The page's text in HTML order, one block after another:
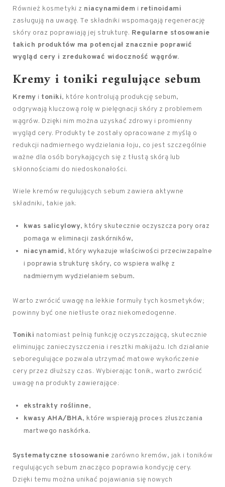
Również kosmetyki z niacynamidem i retinoidami
zasługują na uwagę. Te składniki wspomagają regenerację
skóry oraz poprawiają jej strukturę. Regularne stosowanie
takich produktów ma potencjał znacznie poprawić
wygląd cery i zredukować widoczność wągrów.
Kremy i toniki regulujące sebum
Kremy i toniki, które kontrolują produkcję sebum,
odgrywają kluczową rolę w pielęgnacji skóry z problemem
wągrów. Dzięki nim można uzyskać zdrowy i promienny
wygląd cery. Produkty te zostały opracowane z myślą o
redukcji nadmiernego wydzielania łoju, co jest szczególnie
ważne dla osób borykających się z tłustą skórą lub
skłonnościami do niedoskonałości.
Wiele kremów regulujących sebum zawiera aktywne
składniki, takie jak:
kwas salicylowy, który skutecznie oczyszcza pory oraz
pomaga w eliminacji zaskórników,
niacynamid, który wykazuje właściwości przeciwzapalne
i poprawia strukturę skóry, co wspiera walkę z
nadmiernym wydzielaniem sebum.
Warto zwrócić uwagę na lekkie formuły tych kosmetyków;
powinny być one nietłuste oraz niekomedogenne.
Toniki natomiast pełnią funkcję oczyszczającą, skutecznie
eliminując zanieczyszczenia i resztki makijażu. Ich działanie
seboregulujące pozwala utrzymać matowe wykończenie
cery przez dłuższy czas. Wybierając tonik, warto zwrócić
uwagę na produkty zawierające:
ekstrakty roślinne,
kwasy AHA/BHA, które wspierają proces złuszczania
martwego naskórka.
Systematyczne stosowanie zarówno kremów, jak i toników
regulujących sebum znacząco poprawia kondycję cery.
Dzięki temu można unikać pojawiania się nowych